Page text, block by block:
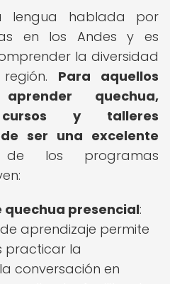
lengua hablada por
en los Andes y es
la diversidad
Para aquellos
quechua,
y talleres
ser una excelente
los programas
quechua presencial:
aprendizaje permite
practicar la
conversación en